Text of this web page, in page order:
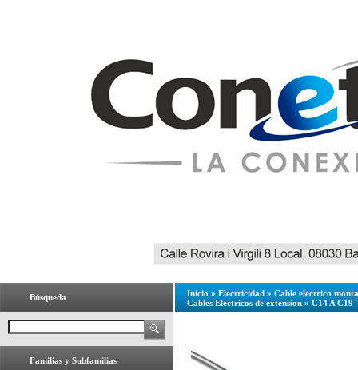
Búsqueda
Familias y Subfamilias
Inicio » Electricidad » Cable electrico
Cables Electricos de extension » C14 A C19